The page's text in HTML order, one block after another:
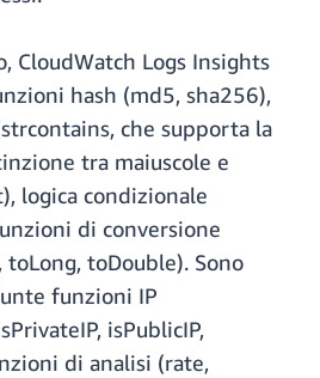
CloudWatch Logs Insights
hash (md5, sha256),
che supporta la
tra maiuscole e
logica condizionale
di conversione
toDouble). Sono
funzioni IP
isPublicIP,
di analisi (rate,